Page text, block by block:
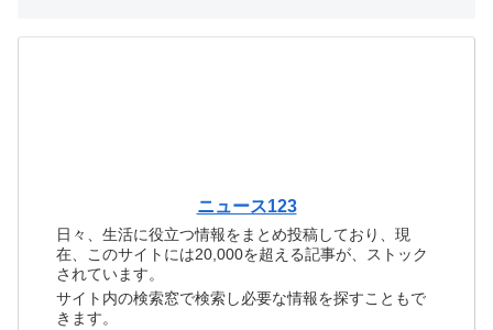
ニュース123
日々、生活に役立つ情報をまとめ投稿しており、現
在、このサイトには20,000を超える記事が、ストック
されています。
サイト内の検索窓で検索し必要な情報を探すこともで
きます。